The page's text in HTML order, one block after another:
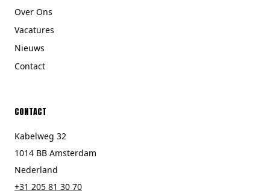
Over Ons
Vacatures
Nieuws
Contact
CONTACT
Kabelweg 32
1014 BB Amsterdam
Nederland
+31 205 81 30 70